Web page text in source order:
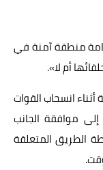
منطقة آمنة في
أم لا».
انسحاب القوات
موافقة الجانب
الطريق المتعلقة